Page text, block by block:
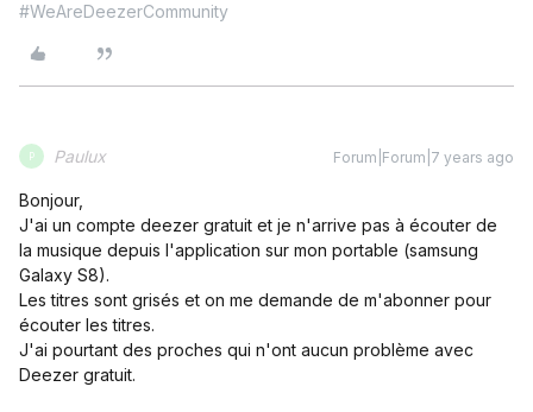
#WeAreDeezerCommunity
P Paulux Forum|Forum|7 years ago
Bonjour,
J'ai un compte deezer gratuit et je n'arrive pas à écouter de
la musique depuis l'application sur mon portable (samsung
Galaxy S8).
Les titres sont grisés et on me demande de m'abonner pour
écouter les titres.
J'ai pourtant des proches qui n'ont aucun problème avec
Deezer gratuit.